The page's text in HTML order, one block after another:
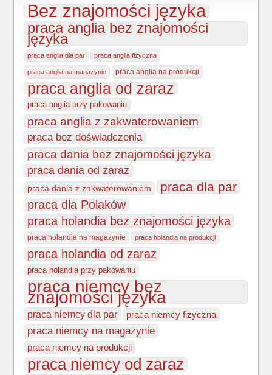
Bez znajomości języka
praca anglia bez znajomości
języka
praca anglia dla par praca anglia fizyczna
praca anglia na magazynie praca anglia na produkcji
praca anglia od zaraz
praca anglia przy pakowaniu
praca anglia z zakwaterowaniem
praca bez doświadczenia
praca dania bez znajomości języka
praca dania od zaraz
praca dania z zakwaterowaniem praca dla par
praca dla Polaków
praca holandia bez znajomości języka
praca holandia na magazynie praca holandia na produkcji
praca holandia od zaraz
praca holandia przy pakowaniu
praca niemcy bez
znajomości języka
praca niemcy dla par praca niemcy fizyczna
praca niemcy na magazynie
praca niemcy na produkcji
praca niemcy od zaraz